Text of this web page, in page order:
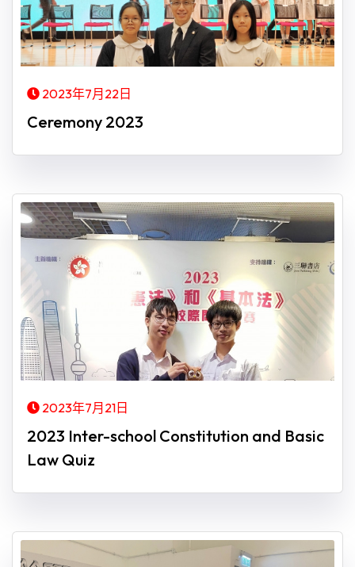
2023年7月22日
Ceremony 2023
2023年7月21日
2023 Inter-school Constitution and Basic
Law Quiz